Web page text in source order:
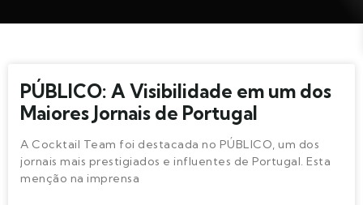
PÚBLICO: A Visibilidade em um dos
Maiores Jornais de Portugal
A Cocktail Team foi destacada no PÚBLICO, um dos
jornais mais prestigiados e influentes de Portugal. Esta
menção na imprensa